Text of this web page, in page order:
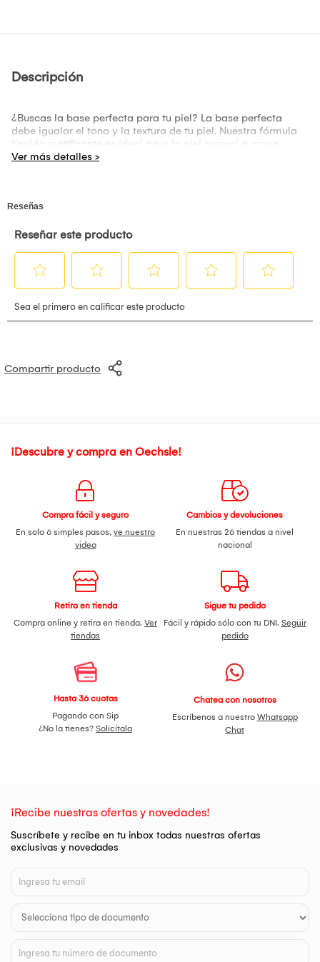
Descripción
¿Buscas la base perfecta para tu piel? La base perfecta
debe igualar el tono y la textura de tu piel. Nuestra fórmula
líquida matificante es ideal para la piel normal a grasa
Compartir producto
¡Descubre y compra en Oechsle!
Compra fácil y seguro
En solo 6 simples pasos, ve nuestro
video
Cambios y devoluciones
En nuestras 26 tiendas a nivel
nacional
Retiro en tienda
Compra online y retira en tienda. Ver
tiendas
Sigue tu pedido
Fácil y rápido sólo con tu DNI. Seguir
pedido
Hasta 36 cuotas
Pagando con Sip
¿No la tienes? Solicítala
Chatea con nosotros
Escríbenos a nuestro Whatsapp
Chat
¡Recibe nuestras ofertas y novedades!
Suscríbete y recibe en tu inbox todas nuestras ofertas
exclusivas y novedades